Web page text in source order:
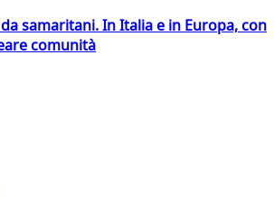
da samaritani. In Italia e in Europa, con
comunità